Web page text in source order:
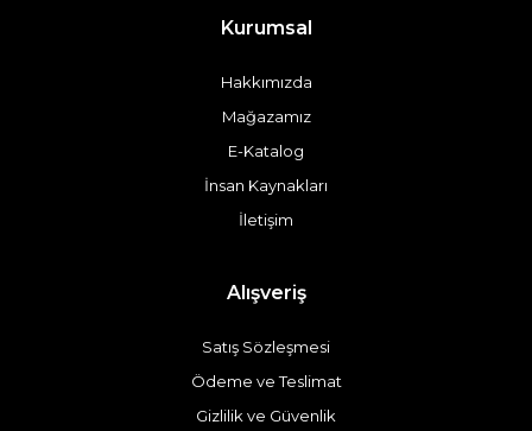
Kurumsal
Hakkımızda
Mağazamız
E-Katalog
İnsan Kaynakları
İletişim
Alışveriş
Satış Sözleşmesi
Ödeme ve Teslimat
Gizlilik ve Güvenlik